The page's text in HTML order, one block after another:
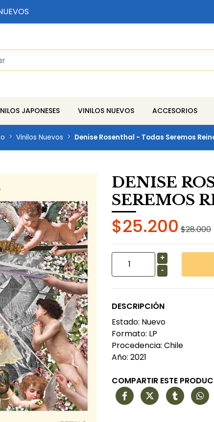
JAPONESES VINILOS NUEVOS ACCESORIOS
Vinilos Nuevos Denise Rosenthal - Todas Seremos
DENISE
SEREMOS
$25.200 $28.000
+
-
DESCRIPCIÓN
Estado: Nuevo
Formato: LP
Procedencia: Chile
Año: 2021
COMPARTIR ESTE